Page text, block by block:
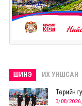
ШИНЭ ИХ УНШСАН
Төрийн
3/08/2026,